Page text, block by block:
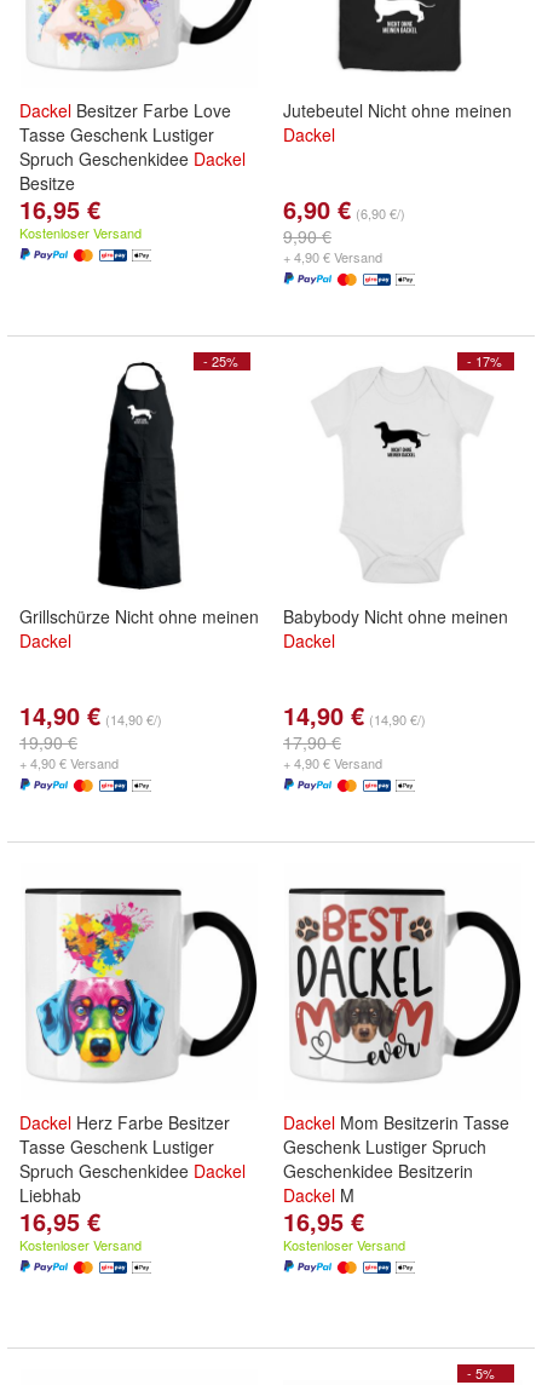
Dackel Besitzer Farbe Love
Tasse Geschenk Lustiger
Spruch Geschenkidee Dackel
Besitze
16,95 €
Kostenloser Versand
Jutebeutel Nicht ohne meinen
Dackel
6,90 € (6,90 €/)
9,90 €
+ 4,90 € Versand
- 25%
Grillschürze Nicht ohne meinen
Dackel
14,90 € (14,90 €/)
19,90 €
+ 4,90 € Versand
- 17%
Babybody Nicht ohne meinen
Dackel
14,90 € (14,90 €/)
17,90 €
+ 4,90 € Versand
Dackel Herz Farbe Besitzer
Tasse Geschenk Lustiger
Spruch Geschenkidee Dackel
Liebhab
16,95 €
Kostenloser Versand
Dackel Mom Besitzerin Tasse
Geschenk Lustiger Spruch
Geschenkidee Besitzerin
Dackel M
16,95 €
Kostenloser Versand
- 5%